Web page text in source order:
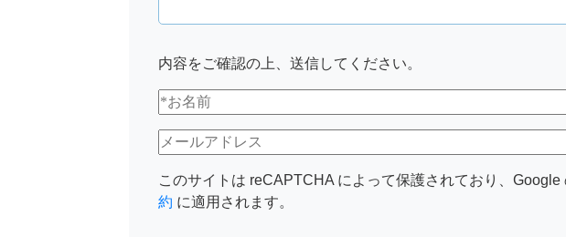
内容をご確認の上、送信してください。
このサイトは reCAPTCHA によって保護されており、Google
約 に適用されます。